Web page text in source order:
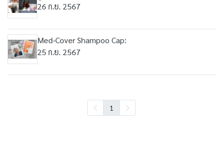
26 ก.ย. 2567
Med-Cover Shampoo Cap:
25 ก.ย. 2567
1